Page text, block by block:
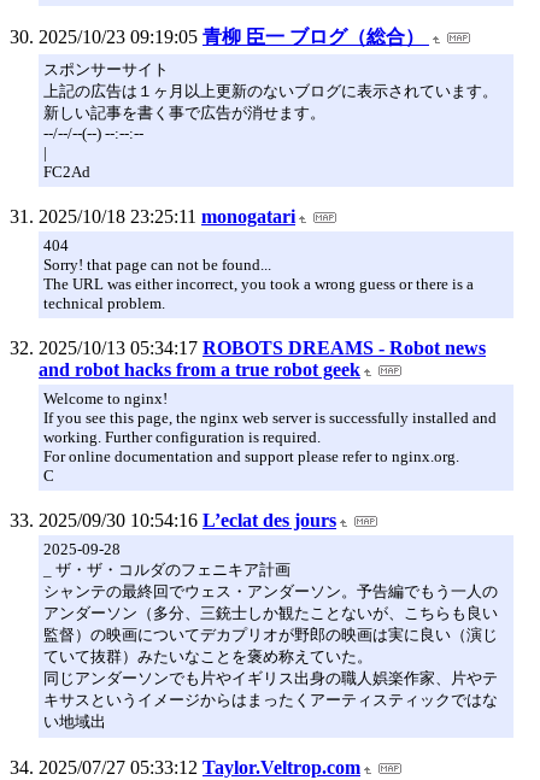
2025/10/23 09:19:05 青柳 臣一 ブログ（総合）
スポンサーサイト
上記の広告は１ヶ月以上更新のないブログに表示されています。
新しい記事を書く事で広告が消せます。
--/--/--(--) --:--:--
|
FC2Ad
2025/10/18 23:25:11 monogatari
404
Sorry! that page can not be found...
The URL was either incorrect, you took a wrong guess or there is a
technical problem.
2025/10/13 05:34:17 ROBOTS DREAMS - Robot news
and robot hacks from a true robot geek
Welcome to nginx!
If you see this page, the nginx web server is successfully installed and
working. Further configuration is required.
For online documentation and support please refer to nginx.org.
C
2025/09/30 10:54:16 L’eclat des jours
2025-09-28
_ ザ・ザ・コルダのフェニキア計画
シャンテの最終回でウェス・アンダーソン。予告編でもう一人の
アンダーソン（多分、三銃士しか観たことないが、こちらも良い
監督）の映画についてデカプリオが野郎の映画は実に良い（演じ
ていて抜群）みたいなことを褒め称えていた。
同じアンダーソンでも片やイギリス出身の職人娯楽作家、片やテ
キサスというイメージからはまったくアーティスティックではな
い地域出
2025/07/27 05:33:12 Taylor.Veltrop.com